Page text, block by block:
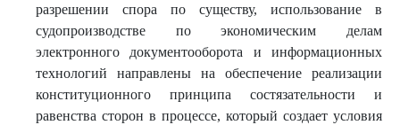
разрешении спора по существу, использование в
судопроизводстве по экономическим делам
электронного документооборота и информационных
технологий направлены на обеспечение реализации
конституционного принципа состязательности и
равенства сторон в процессе, который создает условия